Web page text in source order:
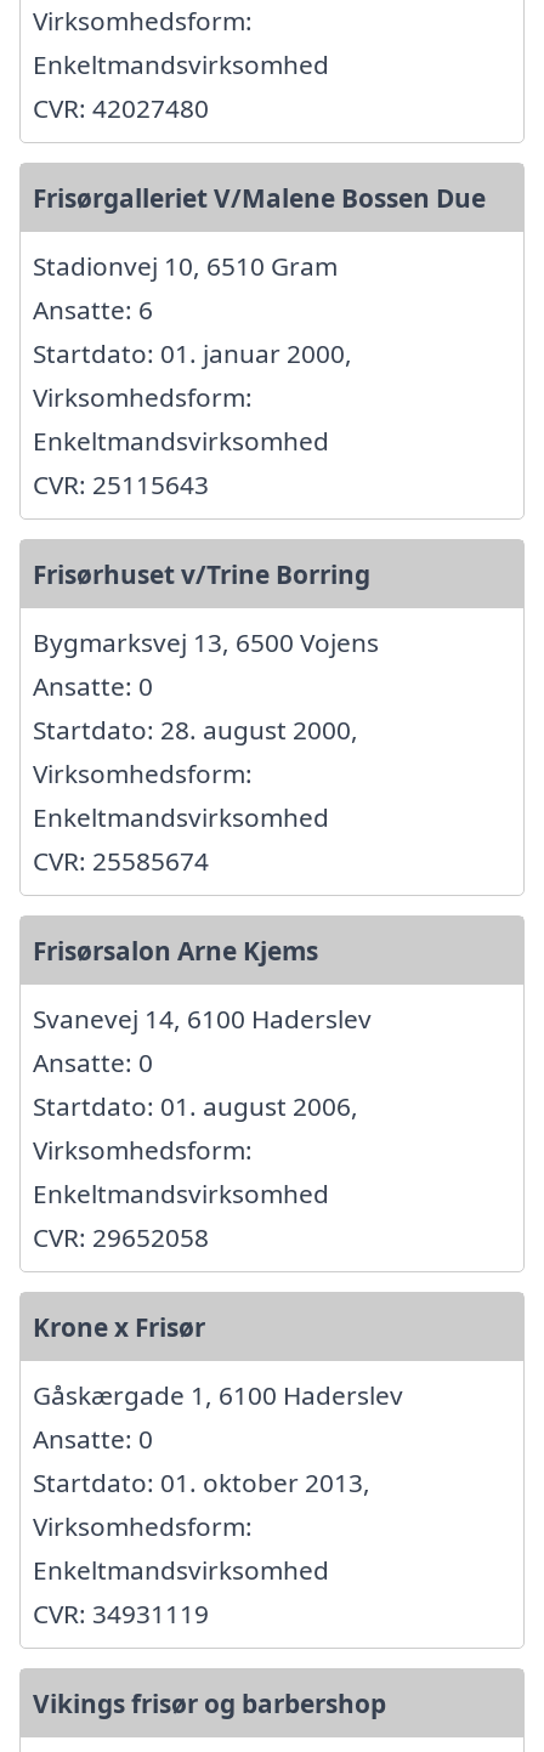
Virksomhedsform:
Enkeltmandsvirksomhed
CVR: 42027480
Frisørgalleriet V/Malene Bossen Due
Stadionvej 10, 6510 Gram
Ansatte: 6
Startdato: 01. januar 2000,
Virksomhedsform:
Enkeltmandsvirksomhed
CVR: 25115643
Frisørhuset v/Trine Borring
Bygmarksvej 13, 6500 Vojens
Ansatte: 0
Startdato: 28. august 2000,
Virksomhedsform:
Enkeltmandsvirksomhed
CVR: 25585674
Frisørsalon Arne Kjems
Svanevej 14, 6100 Haderslev
Ansatte: 0
Startdato: 01. august 2006,
Virksomhedsform:
Enkeltmandsvirksomhed
CVR: 29652058
Krone x Frisør
Gåskærgade 1, 6100 Haderslev
Ansatte: 0
Startdato: 01. oktober 2013,
Virksomhedsform:
Enkeltmandsvirksomhed
CVR: 34931119
Vikings frisør og barbershop